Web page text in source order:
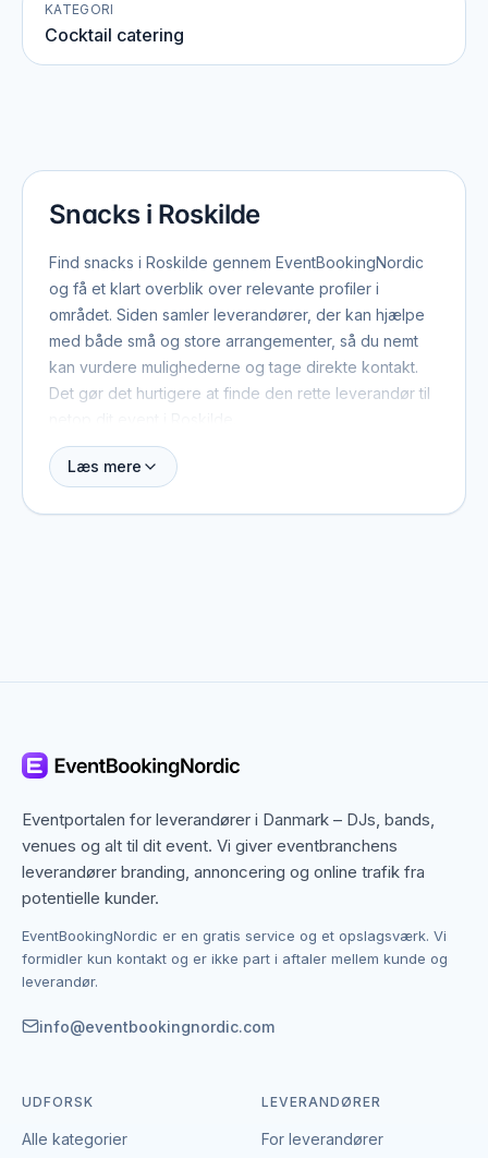
KATEGORI
Cocktail catering
Snacks i Roskilde
Find snacks i Roskilde gennem EventBookingNordic
og få et klart overblik over relevante profiler i
området. Siden samler leverandører, der kan hjælpe
med både små og store arrangementer, så du nemt
kan vurdere mulighederne og tage direkte kontakt.
Det gør det hurtigere at finde den rette leverandør til
Når du booker snacks i Roskilde, er der typisk et par
Roskilde dækker både centrum og omegn, og mange
Roskilde, men også specialister fra nabobyer, der
hvis du har en bestemt stil, et bestemt budget eller en
speciel ramme i tankerne.
Kontakten foregår altid direkte mellem dig og den
en åben portal – vi tager hverken gebyr eller
provision, og du laver aftalen på egne vilkår. Det
leverancen og indgå en aftale, der passer til både
Læs mere
Eventportalen for leverandører i Danmark – DJs, bands,
venues og alt til dit event. Vi giver eventbranchens
leverandører branding, annoncering og online trafik fra
potentielle kunder.
EventBookingNordic er en gratis service og et opslagsværk. Vi
formidler kun kontakt og er ikke part i aftaler mellem kunde og
leverandør.
info@eventbookingnordic.com
UDFORSK
Alle kategorier
LEVERANDØRER
For leverandører